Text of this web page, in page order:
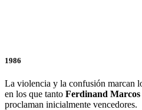
1986
La violencia y la confusión marcan
en los que tanto Ferdinand Marcos
proclaman inicialmente vencedores.